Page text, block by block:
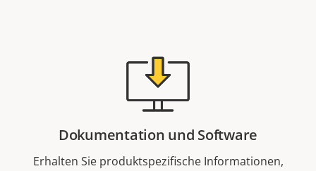
Dokumentation und Software
Erhalten Sie produktspezifische Informationen,